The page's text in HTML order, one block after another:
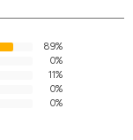
89%
0%
11%
0%
0%